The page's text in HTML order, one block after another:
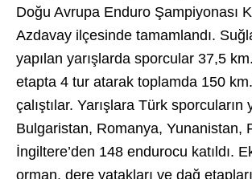
Doğu Avrupa Enduro Şampiyonası
Azdavay ilçesinde tamamlandı.
yapılan yarışlarda sporcular 37,5
etapta 4 tur atarak toplamda 150
çalıştılar. Yarışlara Türk sporcuların
Bulgaristan, Romanya, Yunanistan,
İngiltere’den 148 endurocu katıldı.
orman, dere yatakları ve dağ